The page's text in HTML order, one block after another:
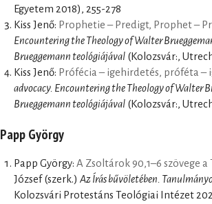
Egyetem 2018), 255-278
Kiss Jenő: Prophetie – Predigt, Prophet –
Encountering the Theology of Walter
Brueggemann teológiájával (Kolozsvár:,
Kiss Jenő: Prófécia – igehirdetés, próféta –
advocacy. Encountering the Theology of Walter
Brueggemann teológiájával (Kolozsvár:,
Papp György
Papp György: A Zsoltárok 90,1–6 szövege
József (szerk.) Az Írás bűvöletében.
Kolozsvári Protestáns Teológiai Intézet